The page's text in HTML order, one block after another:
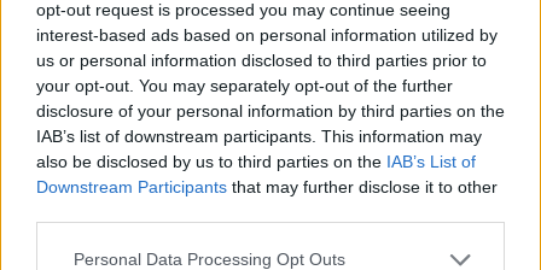
opt-out request is processed you may continue seeing
interest-based ads based on personal information utilized by
us or personal information disclosed to third parties prior to
your opt-out. You may separately opt-out of the further
disclosure of your personal information by third parties on the
IAB’s list of downstream participants. This information may
also be disclosed by us to third parties on the IAB’s List of
Downstream Participants that may further disclose it to other
Please note that this website/app uses one or more Google
Personal Data Processing Opt Outs